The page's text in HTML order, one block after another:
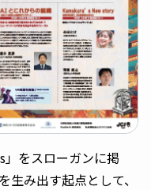
をスローガンに掲
生み出す起点として、